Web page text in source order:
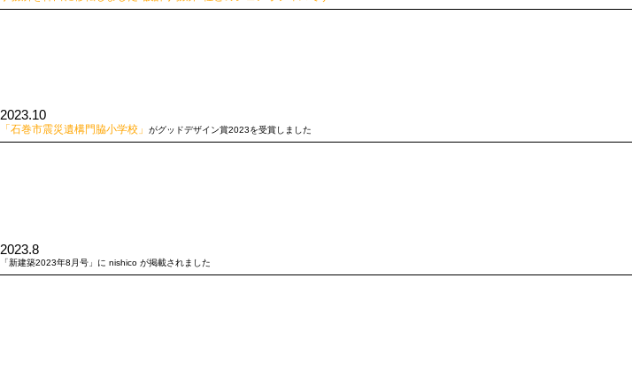
2023.10
「石巻市震災遺構門脇小学校」 がグッドデザイン賞2023を受賞しました
2023.8
「新建築2023年8月号」に nishico が掲載されました